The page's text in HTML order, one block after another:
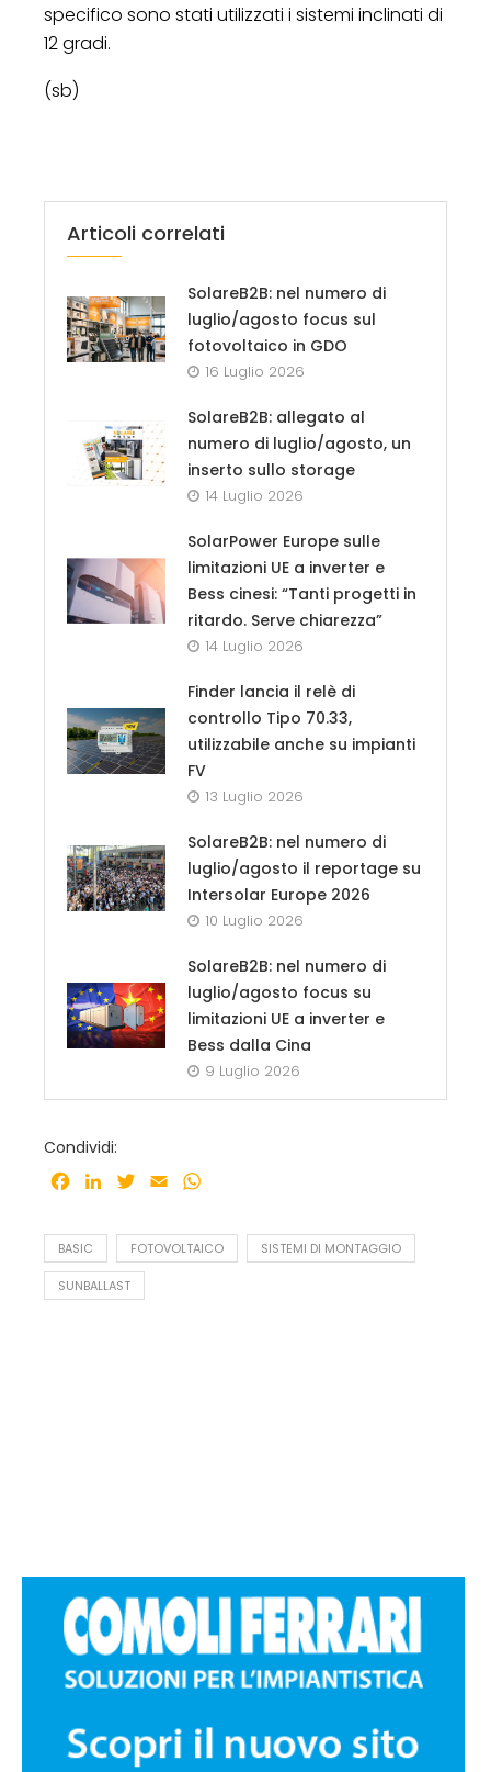
specifico sono stati utilizzati i sistemi inclinati di
12 gradi.
(sb)
Articoli correlati
SolareB2B: nel numero di
luglio/agosto focus sul
fotovoltaico in GDO
16 Luglio 2026
SolareB2B: allegato al
numero di luglio/agosto, un
inserto sullo storage
14 Luglio 2026
SolarPower Europe sulle
limitazioni UE a inverter e
Bess cinesi: “Tanti progetti in
ritardo. Serve chiarezza”
14 Luglio 2026
Finder lancia il relè di
controllo Tipo 70.33,
utilizzabile anche su impianti
FV
13 Luglio 2026
SolareB2B: nel numero di
luglio/agosto il reportage su
Intersolar Europe 2026
10 Luglio 2026
SolareB2B: nel numero di
luglio/agosto focus su
limitazioni UE a inverter e
Bess dalla Cina
9 Luglio 2026
Condividi:
Facebook
LinkedInTwitter
Email
BASIC FOTOVOLTAICO SISTEMI DI MONTAGGIO
SUNBALLAST